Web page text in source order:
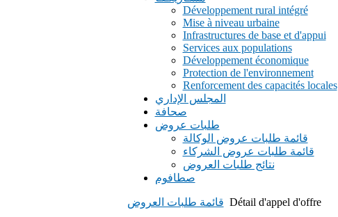
Développement rural intégré
Mise à niveau urbaine
Infrastructures de base et d'appui
Services aux populations
Développement économique
Protection de l'environnement
Renforcement des capacités locales
المجلس الإداري
صحافة
طلبات عروض
قائمة طلبات عروض الوكالة
قائمة طلبات عروض الشركاء
نتائج طلبات العروض
صطافوم
قائمة طلبات العروض Détail d'appel d'offre